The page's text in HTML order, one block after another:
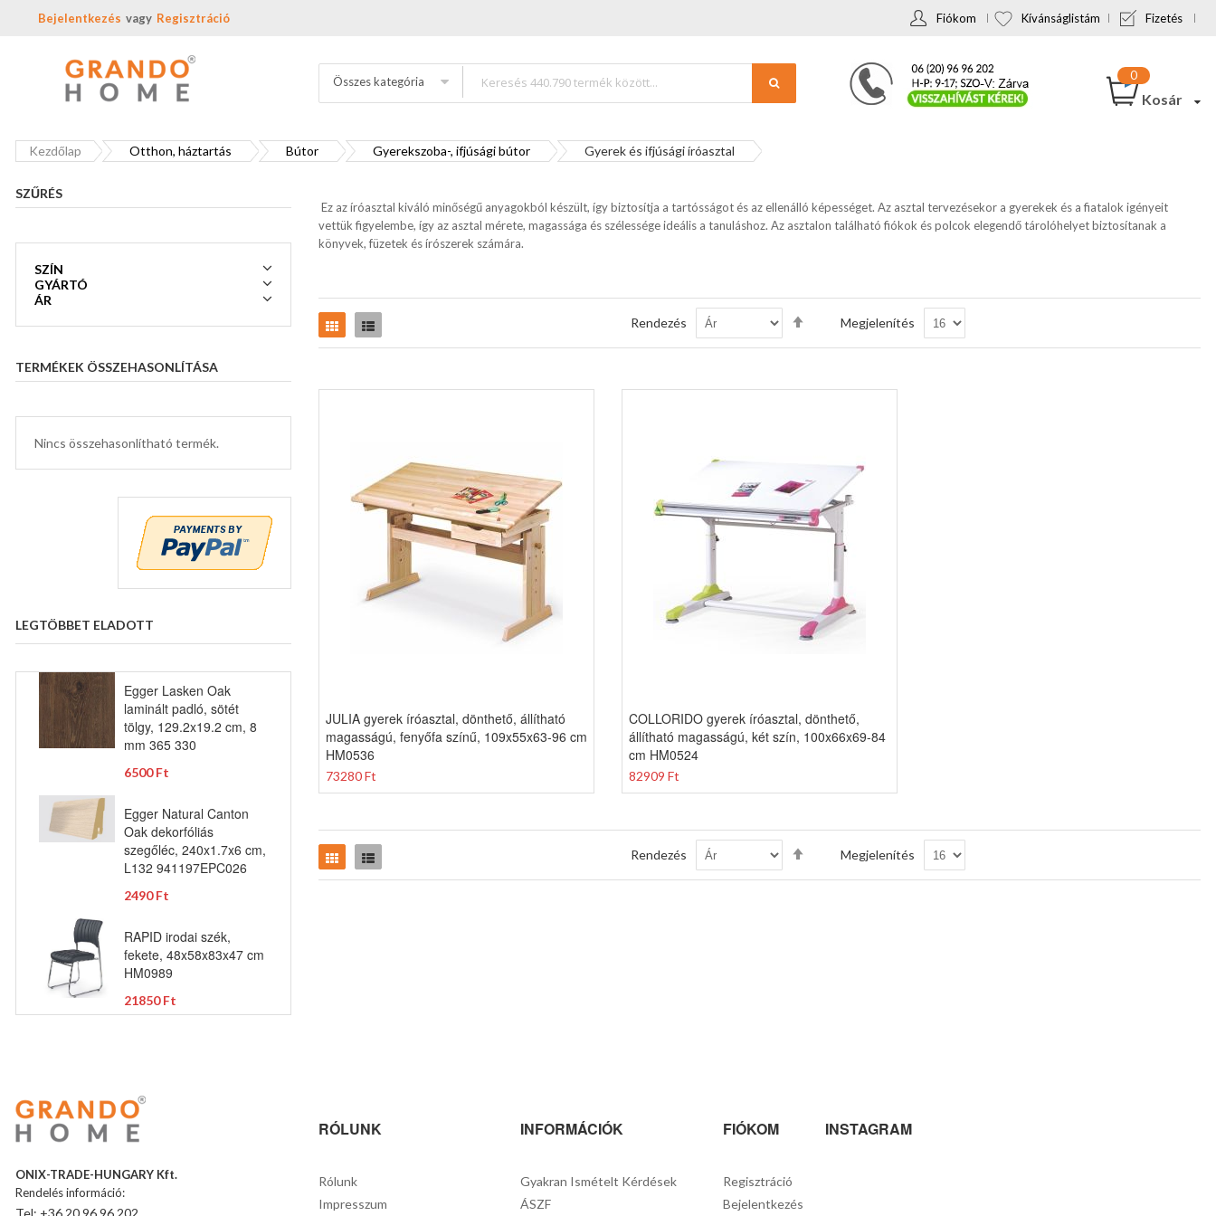
Bejelentkezés Regisztráció Fiókom Kívánságlistám Fizetés
Összes kategória
Kosár
Kezdőlap Otthon, háztartás Bútor Gyerekszoba-, ifjúsági bútor Gyerek és ifjúsági íróasztal
Ez az íróasztal kiváló minőségű anyagokból készült, így biztosítja a tartósságot és az ellenálló képességet. Az asztal tervezésekor a gyerekek és a fiatalok igényeit
vettük figyelembe, így az asztal mérete, magassága és szélessége ideális a tanuláshoz. Az asztalon található fiókok és polcok elegendő tárolóhelyet biztosítanak a
könyvek, füzetek és írószerek számára.
Rács Lista Rendezés
Csökkenő
sorrendbe
Megjelenítés
JULIA gyerek íróasztal, dönthető, állítható
magasságú, fenyőfa színű, 109x55x63-96 cm
HM0536
73280 Ft
COLLORIDO gyerek íróasztal, dönthető,
állítható magasságú, két szín, 100x66x69-84
cm HM0524
82909 Ft
Rács Lista Rendezés
Csökkenő
sorrendbe
Megjelenítés
SZŰRÉS
SZÍN
GYÁRTÓ
ÁR
TERMÉKEK ÖSSZEHASONLÍTÁSA
Nincs összehasonlítható termék.
LEGTÖBBET ELADOTT
Egger Lasken Oak
laminált padló, sötét
tölgy, 129.2x19.2 cm, 8
mm 365 330
6500 Ft
Egger Natural Canton
Oak dekorfóliás
szegőléc, 240x1.7x6 cm,
L132 941197EPC026
2490 Ft
RAPID irodai szék,
fekete, 48x58x83x47 cm
HM0989
21850 Ft
ONIX-TRADE-HUNGARY Kft.
Rendelés információ:
Tel: +36 20 96 96 202
RÓLUNK
Rólunk
Impresszum
INFORMÁCIÓK
Gyakran Ismételt Kérdések
ÁSZF
FIÓKOM
Regisztráció
Bejelentkezés
INSTAGRAM